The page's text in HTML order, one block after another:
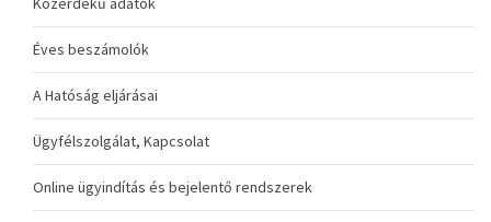
Éves beszámolók
A Hatóság eljárásai
Ügyfélszolgálat, Kapcsolat
Online ügyindítás és bejelentő rendszerek